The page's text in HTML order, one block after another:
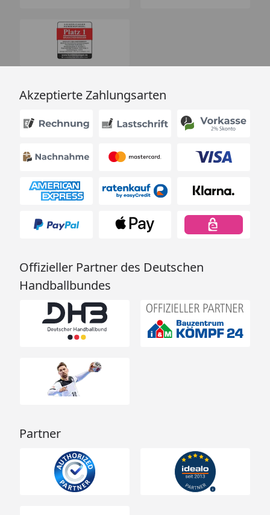
Akzeptierte Zahlungsarten
Offizieller Partner des Deutschen
Handballbundes
Partner